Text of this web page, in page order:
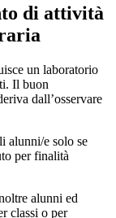
di attività
un laboratorio
Il buon
dall’osservare
alunni/e solo se
per finalità
alunni ed
classi o per